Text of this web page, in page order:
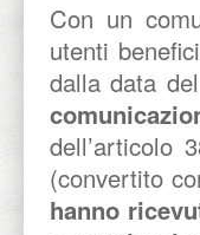
Con un
utenti
dalla data
dell’articolo
(convertito
hanno